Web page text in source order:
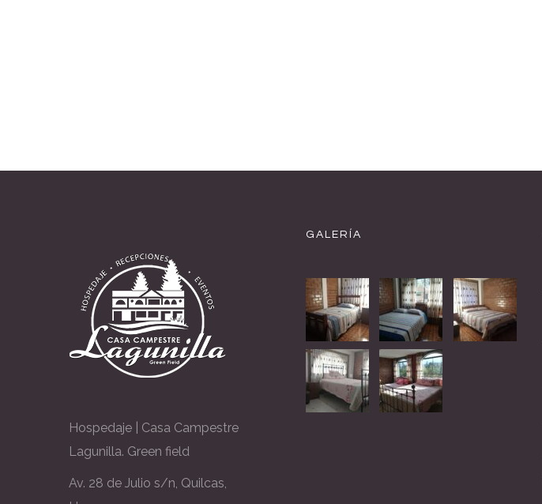
Hospedaje | Casa Campestre
Lagunilla. Green field
Av. 28 de Julio s/n, Quilcas,
GALERÍA